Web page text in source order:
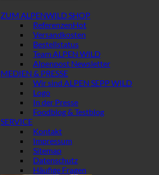
ZUM ALPENWILD SHOP
Referenzen
Versandkosten
Bestellstatus
Team ALPEN WILD
Alpenpost Newsletter
MEDIEN & PRESSE
Wir sind ALPEN SEPP WILD
Logo
In der Presse
Foodblog & Testblog
SERVICE
Kontakt
Impressum
Sitemap
Datenschutz
Häufige Fragen